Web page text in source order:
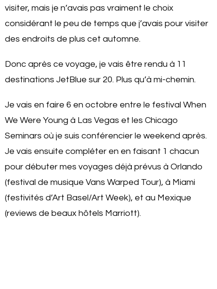
visiter, mais je n’avais pas vraiment le choix
considérant le peu de temps que j’avais pour visiter
des endroits de plus cet automne.
Donc après ce voyage, je vais être rendu à 11
destinations JetBlue sur 20. Plus qu’à mi-chemin.
Je vais en faire 6 en octobre entre le festival When
We Were Young à Las Vegas et les Chicago
Seminars où je suis conférencier le weekend après.
Je vais ensuite compléter en en faisant 1 chacun
pour débuter mes voyages déjà prévus à Orlando
(festival de musique Vans Warped Tour), à Miami
(festivités d’Art Basel/Art Week), et au Mexique
(reviews de beaux hôtels Marriott).